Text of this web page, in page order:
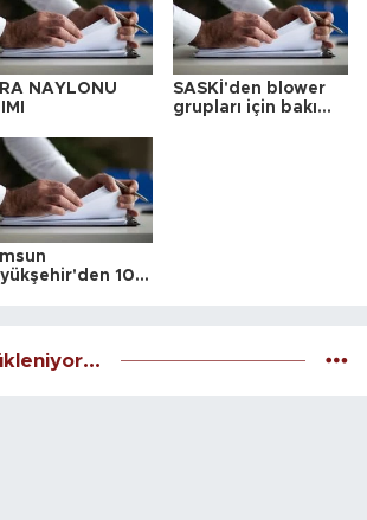
NAYLONU
SASKİ'den blower
grupları için bakım
10